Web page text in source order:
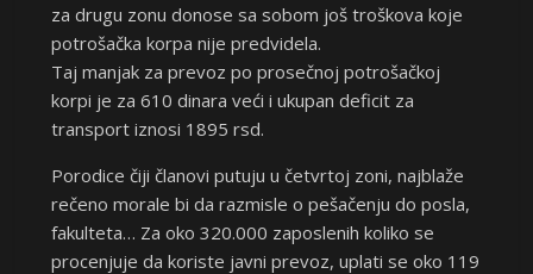
za drugu zonu donose sa sobom još troškova koje
potrošačka korpa nije predvidela.
Taj manjak za prevoz po prosečnoj potrošačkoj
korpi je za 610 dinara veći i ukupan deficit za
transport iznosi 1895 rsd.
Porodice čiji članovi putuju u četvrtoj zoni, najblaže
rečeno morale bi da razmisle o pešačenju do posla,
fakulteta… Za oko 320.000 zaposlenih koliko se
procenjuje da koriste javni prevoz, uplati se oko 119